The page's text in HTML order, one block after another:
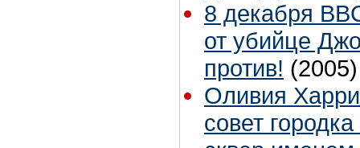
8 декабря
от убийце
против! (2005)
Оливия
совет